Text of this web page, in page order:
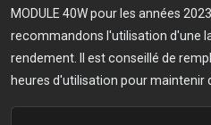
MODULE 40W pour les années
recommandons l'utilisation d'une
rendement. Il est conseillé de
heures d'utilisation pour